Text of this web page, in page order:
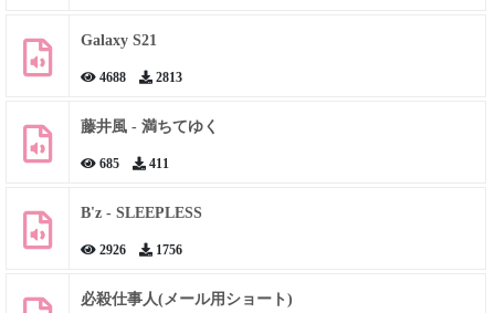
Galaxy S21
4688 2813
藤井風 - 満ちてゆく
685 411
B'z - SLEEPLESS
2926 1756
必殺仕事人(メール用ショート)